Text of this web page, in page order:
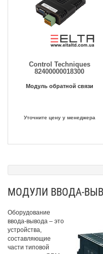
Control Techniques
82400000018300
Модуль обратной связи
Уточните цену у менеджера
МОДУЛИ ВВОДА-
Оборудование
ввода-вывода – это
устройства,
составляющие
части типовой